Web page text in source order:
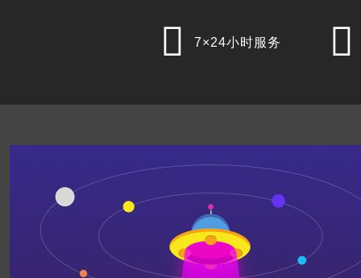
 7×24小时服务 